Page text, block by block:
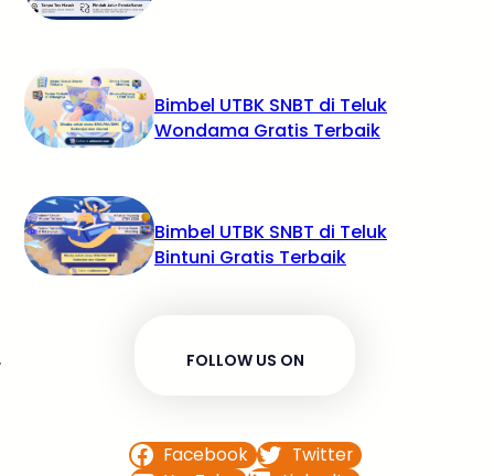
Bimbel UTBK SNBT di Teluk
Wondama Gratis Terbaik
Bimbel UTBK SNBT di Teluk
Bintuni Gratis Terbaik
FOLLOW US ON
Facebook
Twitter